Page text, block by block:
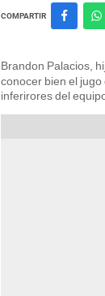
COMPARTIR
Brandon Palacios,
conocer bien el
inferirores del